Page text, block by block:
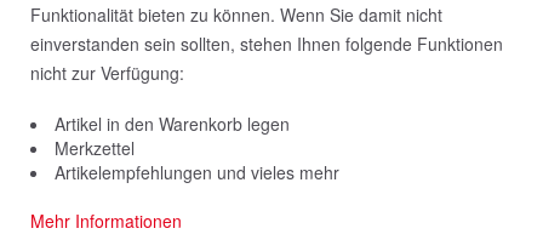
44,90 € *
Funktionalität bieten zu können. Wenn Sie damit nicht
einverstanden sein sollten, stehen Ihnen folgende Funktionen
nicht zur Verfügung:
Artikel in den Warenkorb legen
Merkzettel
Artikelempfehlungen und vieles mehr
Mehr Informationen